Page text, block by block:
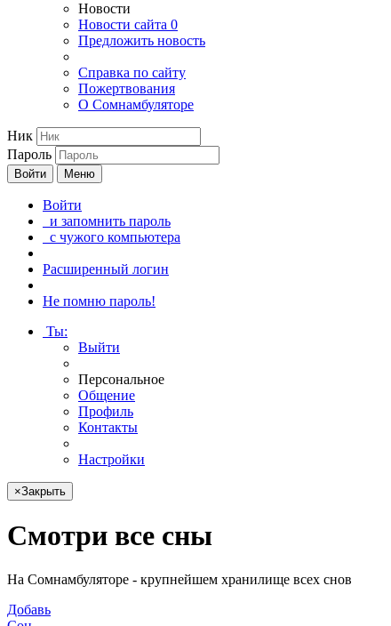
Новости
Новости сайта 0
Предложить новость
Справка по сайту
Пожертвования
О Сомнамбуляторе
Ник
Пароль
Войти Меню
Войти
и запомнить пароль
с чужого компьютера
Расширенный логин
Не помню пароль!
Ты:
Выйти
Персональное
Общение
Профиль
Контакты
Настройки
×Закрыть
Смотри все сны
На Сомнамбуляторе - крупнейшем хранилище всех снов
Добавь